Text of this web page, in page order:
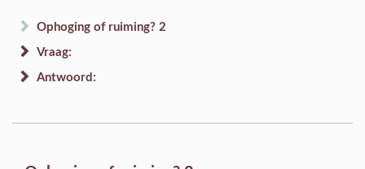
Ophoging of ruiming? 2
Vraag:
Antwoord: